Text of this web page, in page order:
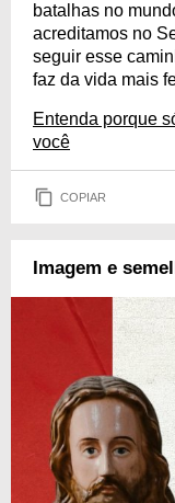
batalhas no
acreditamos no
seguir esse
faz da vida mais
Entenda porque
você
COPIAR
Imagem e